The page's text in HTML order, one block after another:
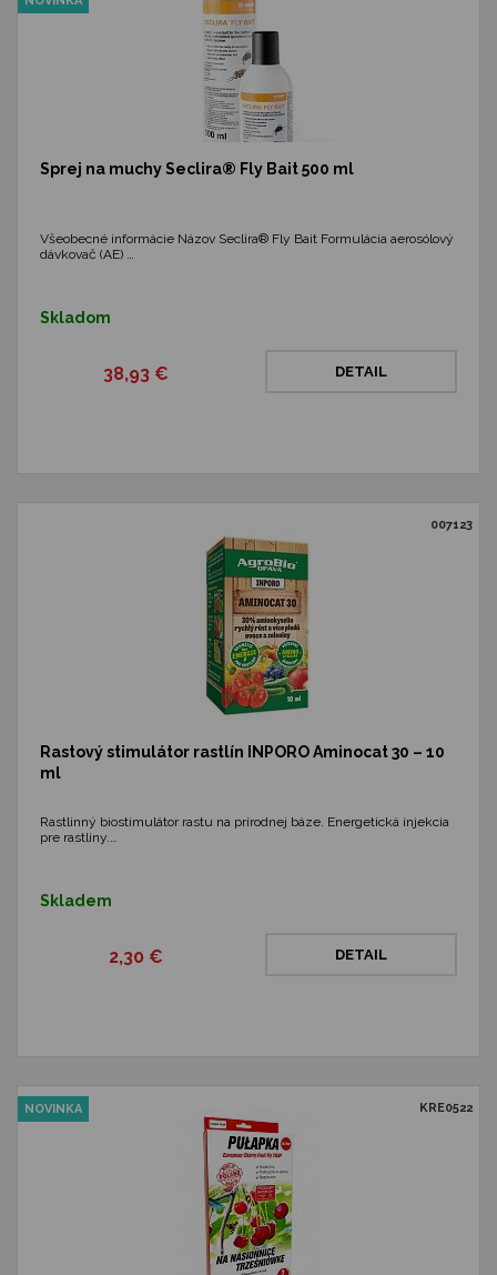
Sprej na muchy Seclira® Fly Bait 500 ml
Všeobecné informácie Názov Seclira® Fly Bait Formulácia aerosólový
dávkovač (AE) …
Skladom
38,93 € DETAIL
007123
Rastový stimulátor rastlín INPORO Aminocat 30 – 10
ml
Rastlinný biostimulátor rastu na prírodnej báze. Energetická injekcia
pre rastliny.…
Skladem
2,30 € DETAIL
KRE0522
NOVINKA